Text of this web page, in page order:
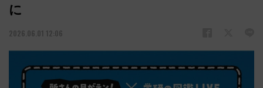
に
2026.06.01 12:06